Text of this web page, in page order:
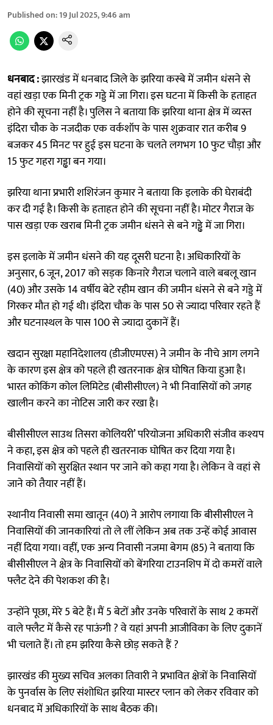
Published on:19 Jul 2025, 9:46 am
धनबाद :झारखंड में धनबाद जिले के झरिया कस्बे में जमीन धंसने से
वहां खड़ा एक मिनी ट्रक गड्डे में जा गिरा। इस घटना में किसी के हताहत
होने की सूचना नहीं है। पुलिस ने बताया कि झरिया थाना क्षेत्र में व्यस्त
इंदिरा चौक के नजदीक एक वर्कशॉप के पास शुक्रवार रात करीब 9
बजकर 45 मिनट पर हुई इस घटना के चलते लगभग 10 फुट चौड़ा और
15 फुट गहरा गड्ढा बन गया।
झरिया थाना प्रभारी शशिरंजन कुमार ने बताया कि इलाके की घेराबंदी
कर दी गई है। किसी के हताहत होने की सूचना नहीं है। मोटर गैराज के
पास खड़ा एक खराब मिनी ट्रक जमीन धंसने से बने गड्ढे में जा गिरा।
इस इलाके में जमीन धंसने की यह दूसरी घटना है। अधिकारियों के
अनुसार, 6 जून, 2017 को सड़क किनारे गैराज चलाने वाले बबलू खान
(40) और उसके 14 वर्षीय बेटे रहीम खान की जमीन धंसने से बने गड्डे में
गिरकर मौत हो गई थी। इंदिरा चौक के पास 50 से ज्यादा परिवार रहते हैं
और घटनास्थल के पास 100 से ज्यादा दुकानें हैं।
खदान सुरक्षा महानिदेशालय (डीजीएमएस) ने जमीन के नीचे आग लगने
के कारण इस क्षेत्र को पहले ही खतरनाक क्षेत्र घोषित किया हुआ है।
भारत कोकिंग कोल लिमिटेड (बीसीसीएल) ने भी निवासियों को जगह
खालीन करने का नोटिस जारी कर रखा है।
बीसीसीएल साउथ तिसरा कोलियरी’ परियोजना अधिकारी संजीव कश्यप
ने कहा, इस क्षेत्र को पहले ही खतरनाक घोषित कर दिया गया है।
निवासियों को सुरक्षित स्थान पर जाने को कहा गया है। लेकिन वे वहां से
जाने को तैयार नहीं हैं।
स्थानीय निवासी समा खातून (40) ने आरोप लगाया कि बीसीसीएल ने
निवासियों की जानकारियां तो ले लीं लेकिन अब तक उन्हें कोई आवास
नहीं दिया गया। वहीं, एक अन्य निवासी नजमा बेगम (85) ने बताया कि
बीसीसीएल ने क्षेत्र के निवासियों को बेंगरिया टाउनशिप में दो कमरों वाले
फ्लैट देने की पेशकश की है।
उन्होंने पूछा, मेरे 5 बेटे हैं। मैं 5 बेटों और उनके परिवारों के साथ 2 कमरों
वाले फ्लैट में कैसे रह पाऊंगी ? वे यहां अपनी आजीविका के लिए दुकानें
भी चलाते हैं। तो हम झरिया कैसे छोड़ सकते हैं ?
झारखंड की मुख्य सचिव अलका तिवारी ने प्रभावित क्षेत्रों के निवासियों
के पुनर्वास के लिए संशोधित झरिया मास्टर प्लान को लेकर रविवार को
धनबाद में अधिकारियों के साथ बैठक की।